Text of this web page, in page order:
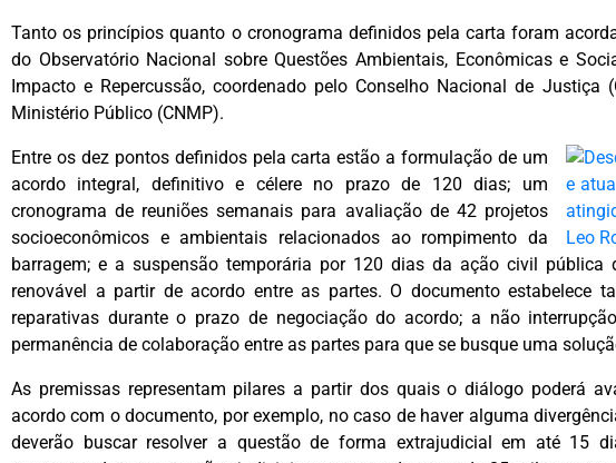
Tanto os princípios quanto o cronograma definidos pela carta foram
do Observatório Nacional sobre Questões Ambientais, Econômicas e
Impacto e Repercussão, coordenado pelo Conselho Nacional de Justiça
Ministério Público (CNMP).
Entre os dez pontos definidos pela carta estão a formulação de um
acordo integral, definitivo e célere no prazo de 120 dias; um
cronograma de reuniões semanais para avaliação de 42 projetos
socioeconômicos e ambientais relacionados ao rompimento da
barragem; e a suspensão temporária por 120 dias da ação civil
renovável a partir de acordo entre as partes. O documento estabelece
reparativas durante o prazo de negociação do acordo; a não
permanência de colaboração entre as partes para que se busque uma
As premissas representam pilares a partir dos quais o diálogo poderá
acordo com o documento, por exemplo, no caso de haver alguma
deverão buscar resolver a questão de forma extrajudicial em até 15